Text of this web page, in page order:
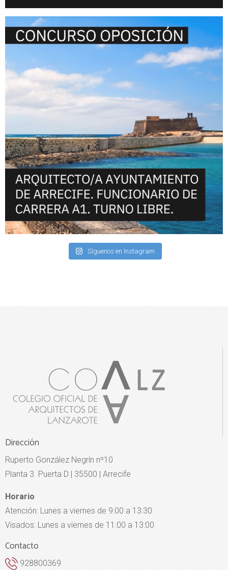
Síguenos en Instagram
Dirección
Ruperto González Negrín nº10
Planta 3. Puerta D | 35500 | Arrecife
Horario
Atención: Lunes a viernes de 9:00 a 13:30
Visados: Lunes a viernes de 11:00 a 13:00
Contacto
928800369